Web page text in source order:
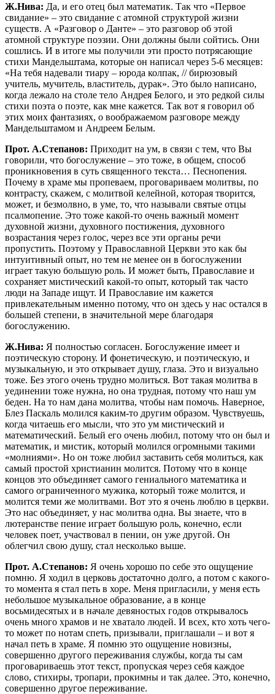
Ж.Нива: Да, и его отец был математик. Так что «Первое
свидание» – это свидание с атомной структурой жизни
существ. А «Разговор о Данте» – это разговор об этой
атомной структуре поэзии. Они должны были сойтись. Они
сошлись. И в итоге мы получили эти просто потрясающие
стихи Мандельштама, которые он написал через 5-6 месяцев:
«На тебя надевали тиару – юрода колпак, // бирюзовый
учитель, мучитель, властитель, дурак». Это было написано,
когда лежало на столе тело Андрея Белого, и это редкой силы
стихи поэта о поэте, как мне кажется. Так вот я говорил об
этих моих фантазиях, о воображаемом разговоре между
Мандельштамом и Андреем Белым.
Прот. А.Степанов: Приходит на ум, в связи с тем, что Вы
говорили, что богослужение – это тоже, в общем, способ
проникновения в суть священного текста… Песнопения.
Почему в храме мы пропеваем, проговариваем молитвы, по
контрасту, скажем, с молитвой келейной, которая творится,
может, и безмолвно, в уме, то, что называли святые отцы
псалмопение. Это тоже какой-то очень важный момент
духовной жизни, духовного постижения, духовного
возрастания через голос, через все эти органы речи
пропустить. Поэтому у Православной Церкви это как бы
интуитивный опыт, но тем не менее он в богослужении
играет такую большую роль. И может быть, Православие и
сохраняет мистический какой-то опыт, который так часто
люди на Западе ищут. И Православие им кажется
привлекательным именно потому, что он здесь у нас остался в
большей степени, в значительной мере благодаря
богослужению.
Ж.Нива: Я полностью согласен. Богослужение имеет и
поэтическую сторону. И фонетическую, и поэтическую, и
музыкальную, и это открывает душу, глаза. Это и визуально
тоже. Без этого очень трудно молиться. Вот такая молитва в
уединении тоже нужна, но она трудная, потому что наш ум
беден. На то нам дана молитва, чтобы нам помочь. Наверное,
Блез Паскаль молился каким-то другим образом. Чувствуешь,
когда читаешь его мысли, что это ум мистический и
математический. Белый его очень любил, потому что он был и
математик, и мистик, который молился огромными такими
«молниями». Но он тоже любил заставить себя молиться, как
самый простой христианин молится. Потому что в конце
концов это объединяет самого гениального математика и
самого ограниченного мужика, который тоже молится, и
молится теми же молитвами. Вот это я очень люблю в церкви.
Это нас объединяет, у нас молитва одна. Вы знаете, что в
лютеранстве пение играет большую роль, конечно, если
человек поет, участвовал в пении, он уже другой. Он
облегчил свою душу, стал несколько выше.
Прот. А.Степанов: Я очень хорошо по себе это ощущение
помню. Я ходил в церковь достаточно долго, а потом с какого-
то момента я стал петь в хоре. Меня пригласили, у меня есть
небольшое музыкальное образование, а в конце
восьмидесятых и в начале девяностых годов открывалось
очень много храмов и не хватало людей. И всех, кто хоть чего-
то может по нотам спеть, призывали, приглашали – и вот я
начал петь в храме. Я помню это ощущение новизны,
совершенно другого переживания службы, когда ты сам
проговариваешь этот текст, пропуская через себя каждое
слово, стихиры, тропари, прокимны и так далее. Это, конечно,
совершенно другое переживание.